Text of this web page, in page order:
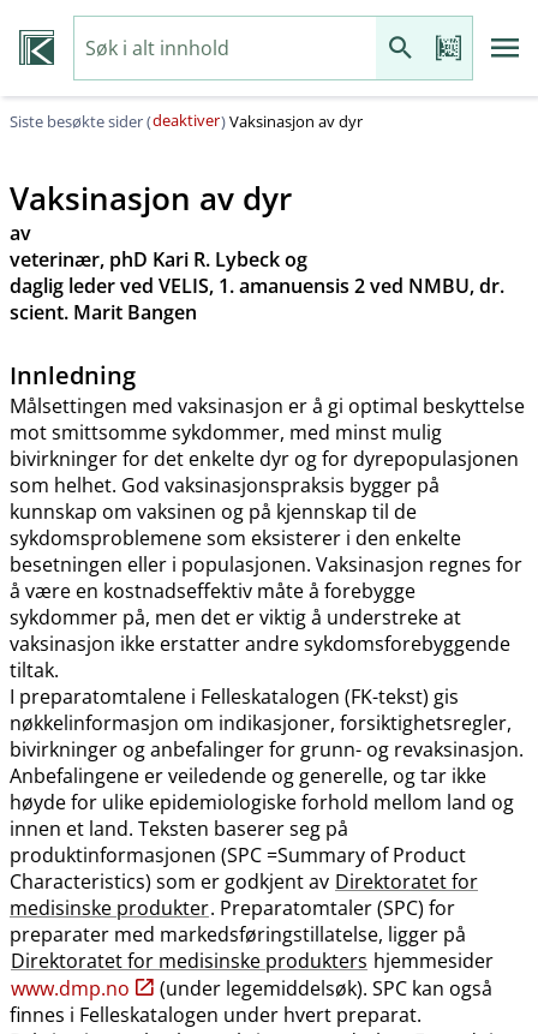
Siste besøkte sider (deaktiver)Vaksinasjon av dyr
Vaksinasjon av dyr
av
veterinær, phD Kari R. Lybeck og
daglig leder ved VELIS, 1. amanuensis 2 ved NMBU, dr.
scient. Marit Bangen
Innledning
Målsettingen med vaksinasjon er å gi optimal beskyttelse
mot smittsomme sykdommer, med minst mulig
bivirkninger for det enkelte dyr og for dyrepopulasjonen
som helhet. God vaksinasjonspraksis bygger på
kunnskap om vaksinen og på kjennskap til de
sykdomsproblemene som eksisterer i den enkelte
besetningen eller i populasjonen. Vaksinasjon regnes for
å være en kostnadseffektiv måte å forebygge
sykdommer på, men det er viktig å understreke at
vaksinasjon ikke erstatter andre sykdomsforebyggende
tiltak.
I preparatomtalene i Felleskatalogen (FK-tekst) gis
nøkkelinformasjon om indikasjoner, forsiktighetsregler,
bivirkninger og anbefalinger for grunn- og revaksinasjon.
Anbefalingene er veiledende og generelle, og tar ikke
høyde for ulike epidemiologiske forhold mellom land og
innen et land. Teksten baserer seg på
produktinformasjonen (SPC =Summary of Product
Characteristics) som er godkjent av Direktoratet for
medisinske produkter. Preparatomtaler (SPC) for
preparater med markedsføringstillatelse, ligger på
Direktoratet for medisinske produkters hjemmesider
www.dmp.no
(under legemiddelsøk). SPC kan også
finnes i Felleskatalogen under hvert preparat.